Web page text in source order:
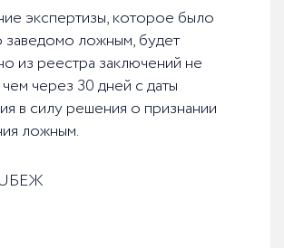
экспертизы, которое было
заведомо ложным, будет
из реестра заключений не
через 30 дней с даты
в силу решения о признании
ложным.